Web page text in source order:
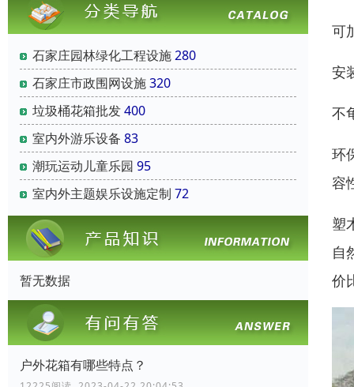
石家庄园林绿化工程设施280
石家庄市政围网设施320
垃圾桶花箱批发400
室内外游乐设备 83
潮玩运动儿童乐园 95
室内外主题娱乐设施定制 72
暂无数据
户外花箱有哪些特点？
可
安
不
环
容
塑
自
价